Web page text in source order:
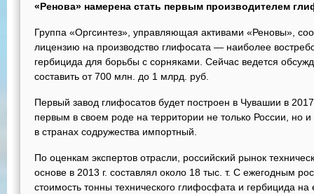
«Ренова» намерена стать первым производителем
Группа «Оргсинтез», управляющая активами «Реновы»,
лицензию на производство глифосата — наиболее
гербицида для борьбы с сорняками. Сейчас ведется
составить от 700 млн. до 1 млрд. руб.
Первый завод глифосатов будет построен в Чувашии в
первым в своем роде на территории не только России, но
в странах содружества импортный.
По оценкам экспертов отрасли, российский рынок
основе в 2013 г. составлял около 18 тыс. т. С ежегодным
стоимость тонны технического глифосфата и гербицида на